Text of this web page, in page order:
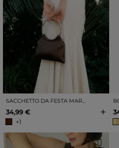
SACCHETTO DA FESTA MARRONE INTRECCIATO CON MANICI IN METALLO
34,99 €
+1
+